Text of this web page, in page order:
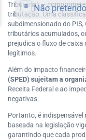
Tributária) —
tributação. Uma
subdimensionado do PIS,
tributários acumulados,
prejudica o fluxo de
legítimos.
Além do impacto
(SPED) sujeitam a
Receita Federal e ao
negativas.
Portanto, é
baseada na legislação
garantindo que cada